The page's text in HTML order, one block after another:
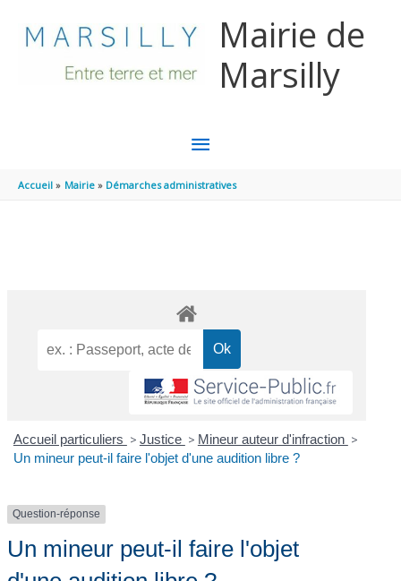
Mairie de
Marsilly
MENU
PRINCIPAL
Accueil Mairie Démarches administratives
Accueil particuliers > Justice > Mineur auteur d'infraction >
Un mineur peut-il faire l'objet d'une audition libre ?
Question-réponse
Un mineur peut-il faire l'objet